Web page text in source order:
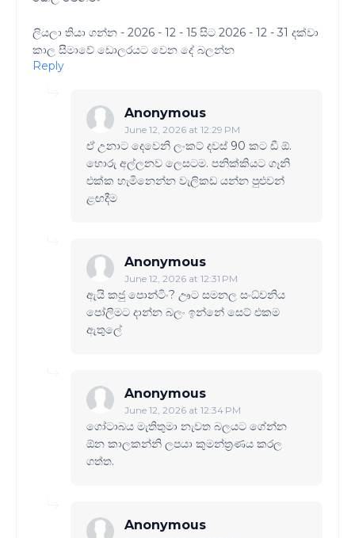
ලියලා තියා ගන්න - 2026 - 12 - 15 සිට 2026 - 12 - 31 දක්වා
කාල සීමාවේ ඩොලරයට වෙන දේ බලන්න
Reply
Anonymous
June 12, 2026 at 12:29 PM
ඒ උනාට දෙවෙනි ලංකට් දවස් 90 කට ඩී ඕ.
හොරු අල්ලනව ලෙසටම. පනික්කියට ගෑනි
එක්ක හැමිනෙන්න වැලිකඩ යන්න පුළුවන්
ළඟදීම
Anonymous
June 12, 2026 at 12:31 PM
ඇයි කජු පොන්ටිං? ඌට සමනල සංධ්වනිය
පෝලිමට දාන්න බලං ඉන්නේ සෙට් එකම
ඇතුලේ
Anonymous
June 12, 2026 at 12:34 PM
ගෝටාබය මැතිතුමා නැවත බලයට ගේන්න
ඕන කාලකන්නි ලපයා කුමන්ත්‍රණය කරල
ගත්ත.
Anonymous